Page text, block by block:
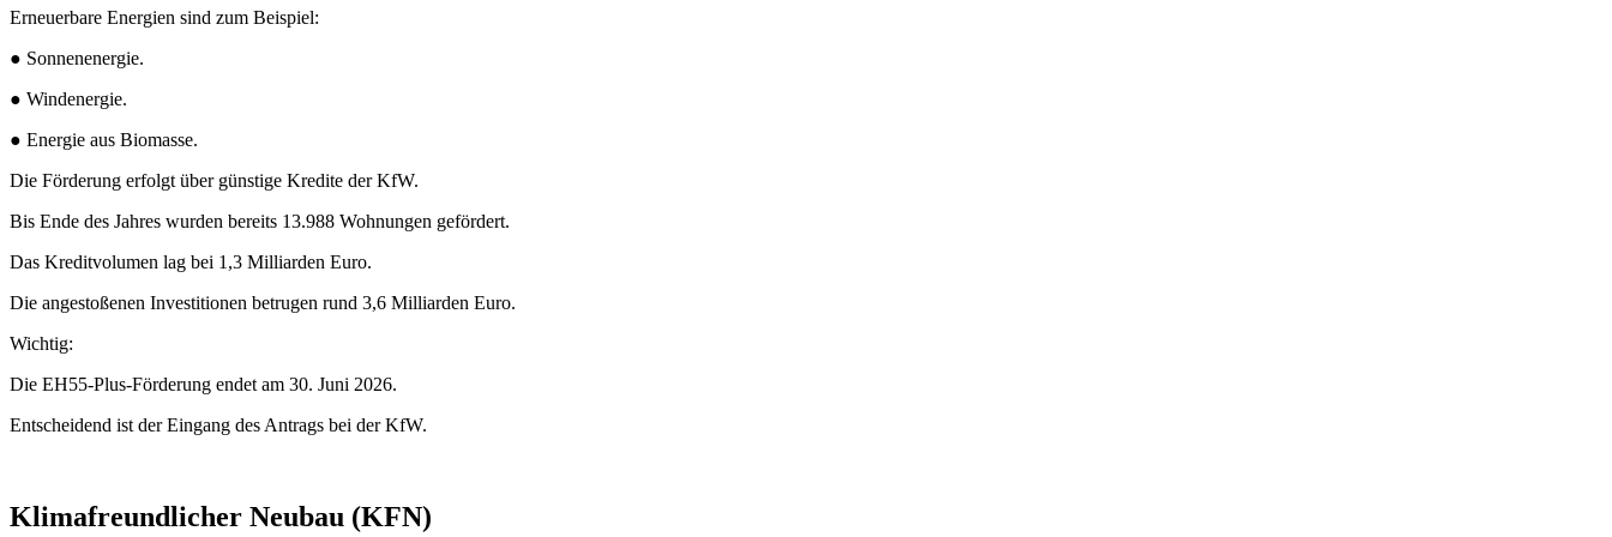
Erneuerbare Energien sind zum Beispiel:
● Sonnenenergie.
● Windenergie.
● Energie aus Biomasse.
Die Förderung erfolgt über günstige Kredite der KfW.
Bis Ende des Jahres wurden bereits 13.988 Wohnungen gefördert.
Das Kreditvolumen lag bei 1,3 Milliarden Euro.
Die angestoßenen Investitionen betrugen rund 3,6 Milliarden Euro.
Wichtig:
Die EH55-Plus-Förderung endet am 30. Juni 2026.
Entscheidend ist der Eingang des Antrags bei der KfW.
Klimafreundlicher Neubau (KFN)